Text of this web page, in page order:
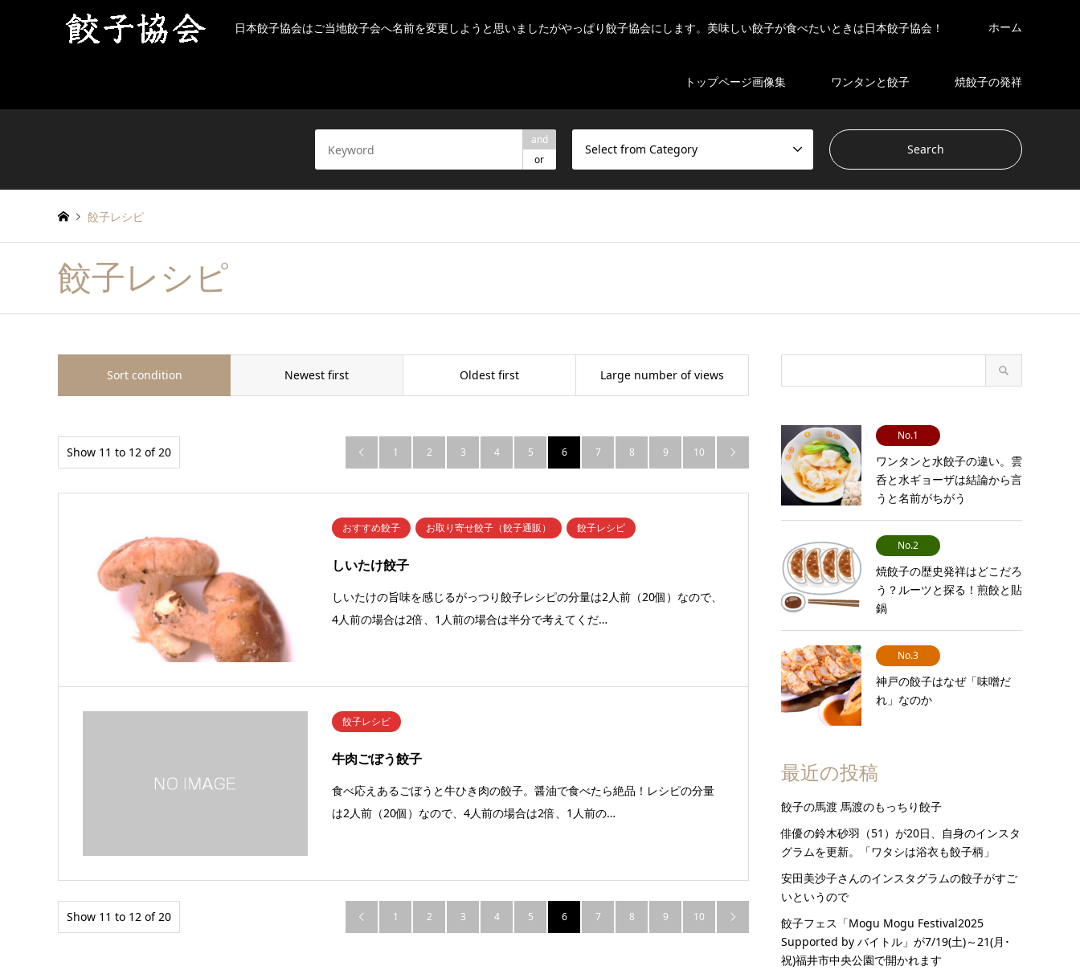
日本餃子協会はご当地餃子会へ名前を変更しようと思いましたがやっぱり餃子協会にします。美味しい餃子が食べたいときは日本餃子協会！ ホーム
トップページ画像集 ワンタンと餃子 焼餃子の発祥
and
or
Select from Category
餃子レシピ
餃子レシピ
Sort condition Newest first Oldest first Large number of views
Show 11 to 12 of 20  1 2 3 4 5 6 7 8 9 10 
おすすめ餃子 お取り寄せ餃子（餃子通販） 餃子レシピ
しいたけ餃子
しいたけの旨味を感じるがっつり餃子レシピの分量は2人前（20個）なので、
4人前の場合は2倍、1人前の場合は半分で考えてくだ…
餃子レシピ
牛肉ごぼう餃子
食べ応えあるごぼうと牛ひき肉の餃子。醤油で食べたら絶品！レシピの分量
は2人前（20個）なので、4人前の場合は2倍、1人前の…
Show 11 to 12 of 20  1 2 3 4 5 6 7 8 9 10 
No.1
ワンタンと水餃子の違い。雲
呑と水ギョーザは結論から言
うと名前がちがう
No.2
焼餃子の歴史発祥はどこだろ
う？ルーツと探る！煎餃と貼
鍋
No.3
神戸の餃子はなぜ「味噌だ
れ」なのか
最近の投稿
餃子の馬渡 馬渡のもっちり餃子
俳優の鈴木砂羽（51）が20日、自身のインスタ
グラムを更新。「ワタシは浴衣も餃子柄」
安田美沙子さんのインスタグラムの餃子がすご
いというので
餃子フェス「Mogu Mogu Festival2025
Supported by バイトル」が7/19(土)～21(月･
祝)福井市中央公園で開かれます